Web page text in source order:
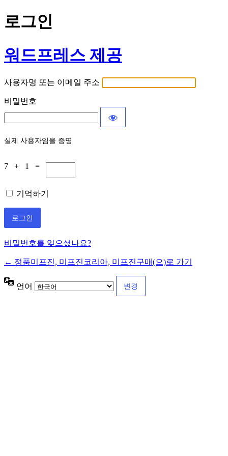
로그인
워드프레스 제공
사용자명 또는 이메일 주소
비밀번호
실제 사용자임을 증명
7 + 1 =
기억하기
비밀번호를 잊으셨나요?
← 정품미프진, 미프진코리아, 미프진구매(으)로 가기
언어